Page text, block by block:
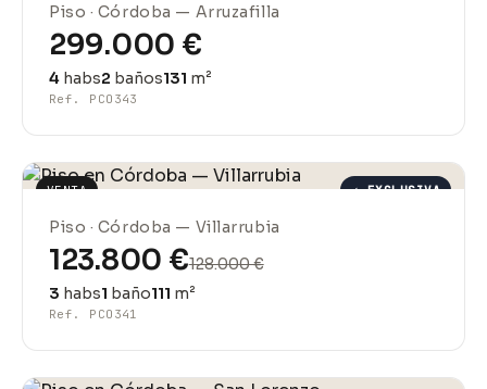
Piso · Córdoba — Arruzafilla
299.000 €
4 habs2 baños131 m²
Ref. PCO343
VENTA
✓ EXCLUSIVA
Piso · Córdoba — Villarrubia
123.800 €128.000 €
3 habs1 baño111 m²
Ref. PCO341